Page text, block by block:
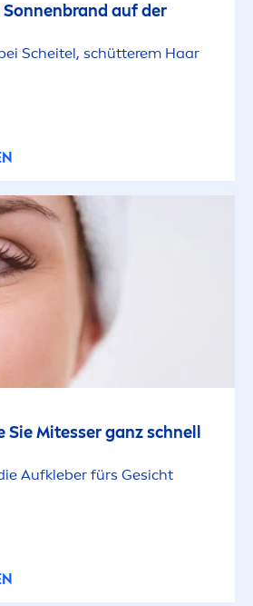
auf der
Scheitel, schütterem Haar
Sie Mitesser ganz schnell
Aufkleber fürs Gesicht